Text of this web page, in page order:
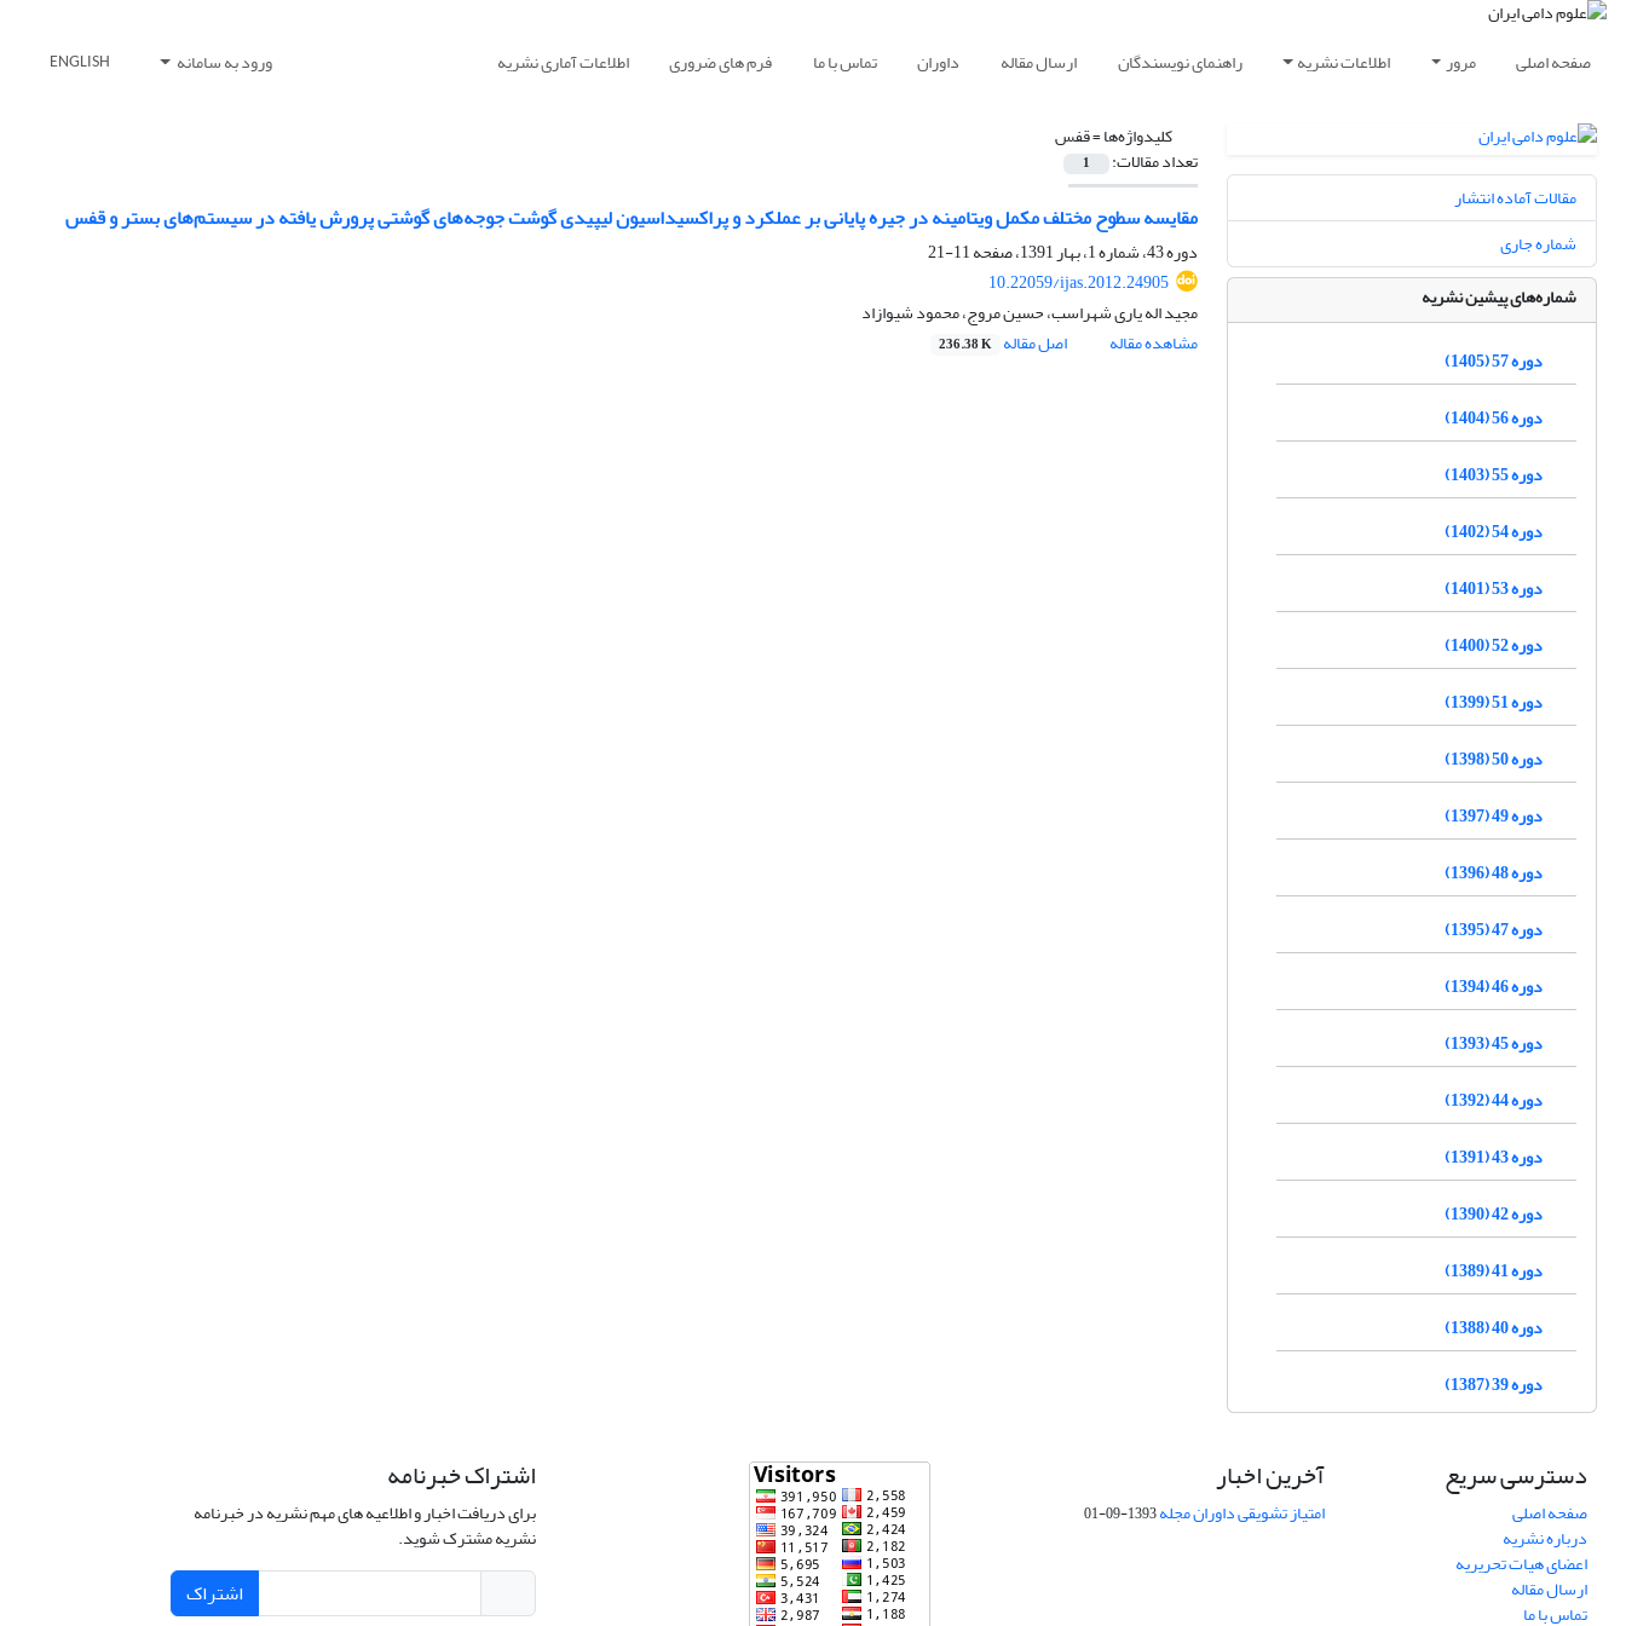
صفحه اصلی مرور اطلاعات نشریه راهنمای نویسندگان ارسال مقاله داوران تماس با ما فرم های ضروری اطلاعات آماری نشریه ورود به سامانه ENGLISH
کلیدواژه‌ها =قفس
تعداد مقالات: 1
مقایسه سطوح مختلف مکمل ویتامینه در جیره پایانی بر عملکرد و پراکسیداسیون لیپیدی گوشت جوجه‌های گوشتی پرورش یافته در سیستم‌های بستر و قفس
دوره 43، شماره 1، بهار 1391، صفحه
11-21
10.22059/ijas.2012.24905
مجید اله یاری شهراسب، حسین مروج، محمود شیوازاد
مشاهده مقاله
اصل مقاله 236.38 K
مقالات آماده انتشار
شماره جاری
شماره‌های پیشین نشریه
دوره 57 (1405)
دوره 56 (1404)
دوره 55 (1403)
دوره 54 (1402)
دوره 53 (1401)
دوره 52 (1400)
دوره 51 (1399)
دوره 50 (1398)
دوره 49 (1397)
دوره 48 (1396)
دوره 47 (1395)
دوره 46 (1394)
دوره 45 (1393)
دوره 44 (1392)
دوره 43 (1391)
دوره 42 (1390)
دوره 41 (1389)
دوره 40 (1388)
دوره 39 (1387)
دسترسی سریع
صفحه اصلی
درباره نشریه
اعضای هیات تحریریه
ارسال مقاله
تماس با ما
آخرین اخبار
امتیاز تشویقی داوران مجله1393-09-01
اشتراک خبرنامه
برای دریافت اخبار و اطلاعیه های مهم نشریه در خبرنامه
نشریه مشترک شوید.
اشتراک